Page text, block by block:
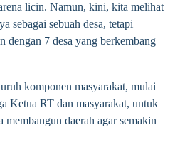
licin. Namun, kini, kita melihat
sebagai sebuah desa, tetapi
dengan 7 desa yang berkembang
komponen masyarakat, mulai
Ketua RT dan masyarakat, untuk
membangun daerah agar semakin